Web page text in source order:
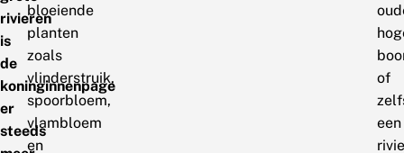
rivieren
is
de
koninginnenpage
er
steeds
bloeiende
planten
zoals
vlinderstruik,
spoorbloem,
vlambloem
en
of
een